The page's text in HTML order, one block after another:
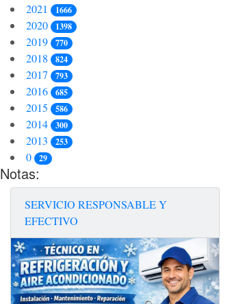
2021 1666
2020 1398
2019 770
2018 824
2017 793
2016 685
2015 586
2014 300
2013 253
0 29
Notas:
SERVICIO RESPONSABLE Y
EFECTIVO